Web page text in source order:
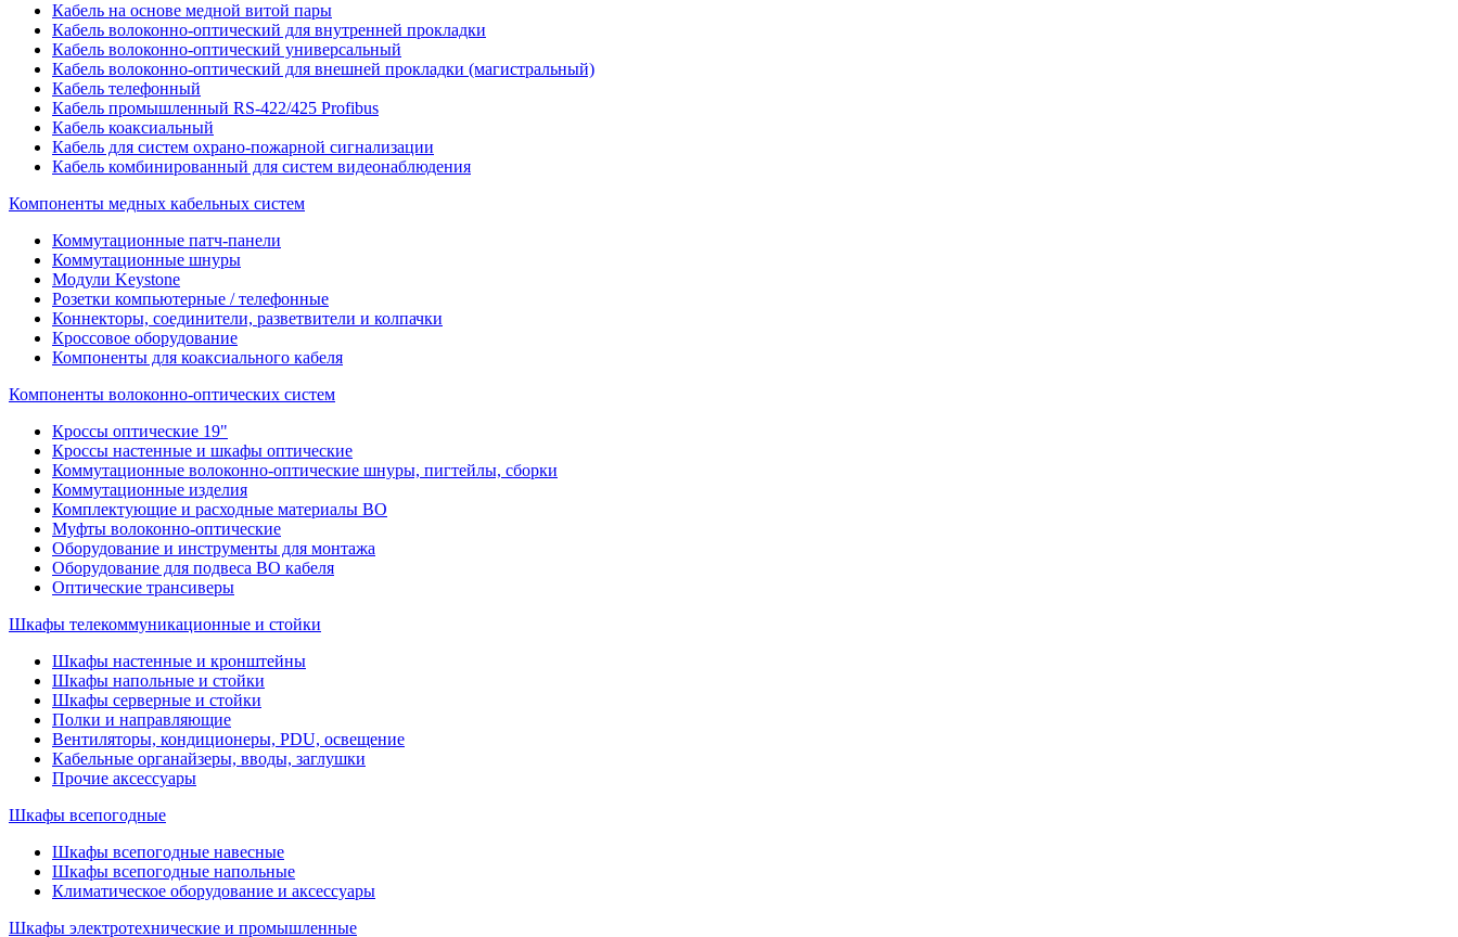
Кабель на основе медной витой пары
Кабель волоконно-оптический для внутренней прокладки
Кабель волоконно-оптический универсальный
Кабель волоконно-оптический для внешней прокладки (магистральный)
Кабель телефонный
Кабель промышленный RS-422/425 Profibus
Кабель коаксиальный
Кабель для систем охрано-пожарной сигнализации
Кабель комбинированный для систем видеонаблюдения
Компоненты медных кабельных систем
Коммутационные патч-панели
Коммутационные шнуры
Модули Keystone
Розетки компьютерные / телефонные
Коннекторы, соединители, разветвители и колпачки
Кроссовое оборудование
Компоненты для коаксиального кабеля
Компоненты волоконно-оптических систем
Кроссы оптические 19"
Кроссы настенные и шкафы оптические
Коммутационные волоконно-оптические шнуры, пигтейлы, сборки
Коммутационные изделия
Комплектующие и расходные материалы ВО
Муфты волоконно-оптические
Оборудование и инструменты для монтажа
Оборудование для подвеса ВО кабеля
Оптические трансиверы
Шкафы телекоммуникационные и стойки
Шкафы настенные и кронштейны
Шкафы напольные и стойки
Шкафы серверные и стойки
Полки и направляющие
Вентиляторы, кондиционеры, PDU, освещение
Кабельные органайзеры, вводы, заглушки
Прочие аксеcсуары
Шкафы всепогодные
Шкафы всепогодные навесные
Шкафы всепогодные напольные
Климатическое оборудование и аксессуары
Шкафы электротехнические и промышленные